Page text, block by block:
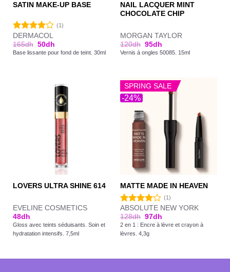
SATIN MAKE-UP BASE
Note
4.00sur
5
(1)
DERMACOL
165dh 50dh
Base lissante pour fond de teint. 30ml
NAIL LACQUER MINT
CHOCOLATE CHIP
MORGAN TAYLOR
120dh 95dh
Vernis à ongles 50085. 15ml
LOVERS ULTRA SHINE 614
EVELINE COSMETICS
48dh
Gloss avec teints séduisants. Soin et
hydratation intensifs. 7,5ml
-24%
SPRING SALE
MATTE MADE IN HEAVEN
Note
4.00sur
5
(1)
ABSOLUTE NEW YORK
128dh 97dh
2 en 1 : Encre à lèvre et crayon à
lèvres. 4,3g